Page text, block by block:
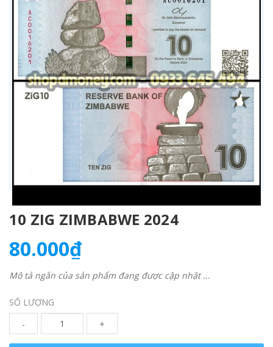
10 ZIG ZIMBABWE 2024
80.000₫
Mô tả ngắn của sản phẩm đang được cập nhật ...
SỐ LƯỢNG
-
+